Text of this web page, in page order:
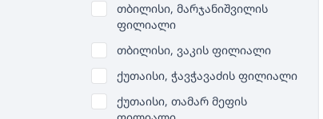
თბილისი, მარჯანიშვილის
ფილიალი
თბილისი, ვაკის ფილიალი
ქუთაისი, ჭავჭავაძის ფილიალი
ქუთაისი, თამარ მეფის